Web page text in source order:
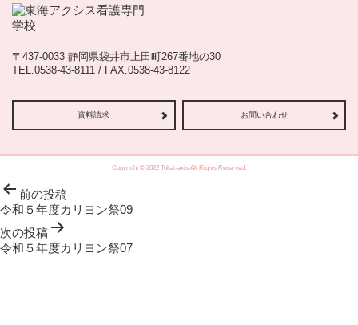
〒437-0033 静岡県袋井市上田町267番地の30
TEL.0538-43-8111 / FAX.0538-43-8122
資料請求 お問い合わせ
Copyright © 2022 Tokai-axis All Rights Reserved.
投
ナ
ビ
ゲ
前の投稿
令和５年度カリヨン祭09
次の投稿
令和５年度カリヨン祭07